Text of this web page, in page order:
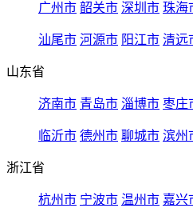
广州市 韶关市 深圳市 珠海
汕尾市 河源市 阳江市 清远
山东省
济南市 青岛市 淄博市 枣庄
临沂市 德州市 聊城市 滨州
浙江省
杭州市 宁波市 温州市 嘉兴